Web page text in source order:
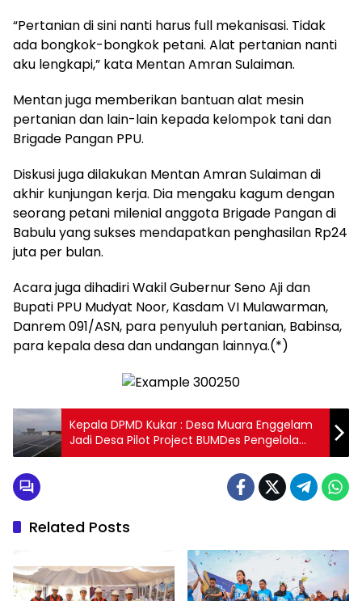
“Pertanian di sini nanti harus full mekanisasi. Tidak
ada bongkok-bongkok petani. Alat pertanian nanti
aku lengkapi,” kata Mentan Amran Sulaiman.
Mentan juga memberikan bantuan alat mesin
pertanian dan lain-lain kepada kelompok tani dan
Brigade Pangan PPU.
Diskusi juga dilakukan Mentan Amran Sulaiman di
akhir kunjungan kerja. Dia mengaku kagum dengan
seorang petani milenial anggota Brigade Pangan di
Babulu yang sukses mendapatkan penghasilan Rp24
juta per bulan.
Acara juga dihadiri Wakil Gubernur Seno Aji dan
Bupati PPU Mudyat Noor, Kasdam VI Mulawarman,
Danrem 091/ASN, para penyuluh pertanian, Babinsa,
para kepala desa dan undangan lainnya.(*)
Kepala DPMD Kukar : Desa Muara Enggelam
Jadi Desa Pilot Project BUMDes Pengelola
PLTS Komunal
Related Posts